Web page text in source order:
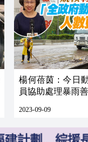
楊何蓓茵：今日
員協助處理暴雨
2023-09-09